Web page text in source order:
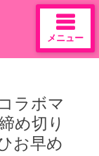
メニュー
ラボマ
め切り
お早め